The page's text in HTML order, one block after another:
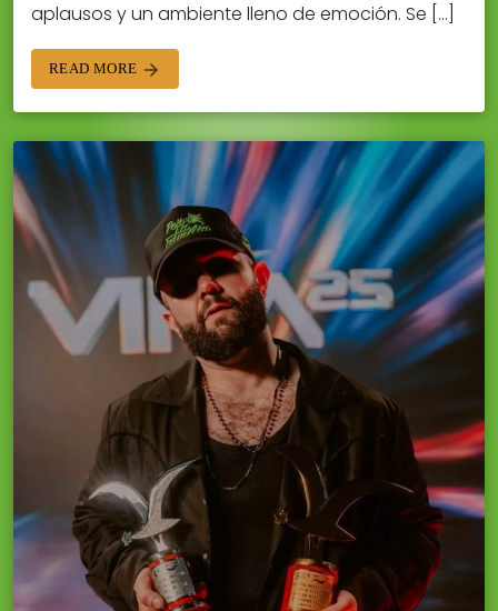
aplausos y un ambiente lleno de emoción. Se […]
READ MORE arrow_forward